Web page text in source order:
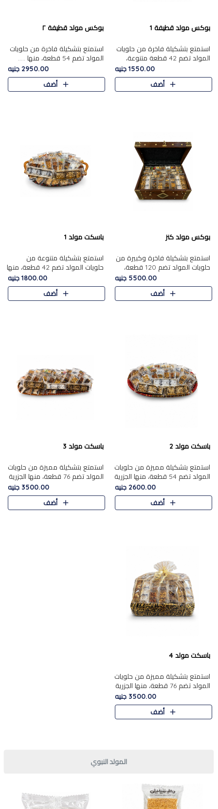
بوكس مولد قطيفة 1
استمتع بتشكيلة فاخرة من حلويات
المولد تضم 42 قطعة متنوعة،
1550.00 جنيه
أضف
بوكس مولد قطيفة ٢
استمتع بتشكيلة فاخرة من حلويات
المولد تضم 54 قطعة، منها .....
2950.00 جنيه
أضف
بوكس مولد كنز
استمتع بتشكيلة فاخرة وكبيرة من
حلويات المولد تضم 120 قطعة،
5500.00 جنيه
أضف
باسكت مولد 1
استمتع بتشكيلة متنوعة من
حلويات المولد تضم 42 قطعة، منها
علي بابا بالمكسرات و،.....1800.00 جنيه
أضف
باسكت مولد 2
استمتع بتشكيلة مميزة من حلويات
المولد تضم 54 قطعة، منها الجزرية
بالفول والبندق، علي بابا بالمكسرات،
ا.....
2600.00 جنيه
أضف
باسكت مولد 3
استمتع بتشكيلة مميزة من حلويات
المولد تضم 76 قطعة، منها الجزرية
بالفول والبندق، علي باب........
3500.00 جنيه
أضف
باسكت مولد 4
استمتع بتشكيلة مميزة من حلويات
المولد تضم 76 قطعة، منها الجزرية
بالفول والبندق، علي بابا
بالمكسرات.......
3500.00 جنيه
أضف
المولد النبوي